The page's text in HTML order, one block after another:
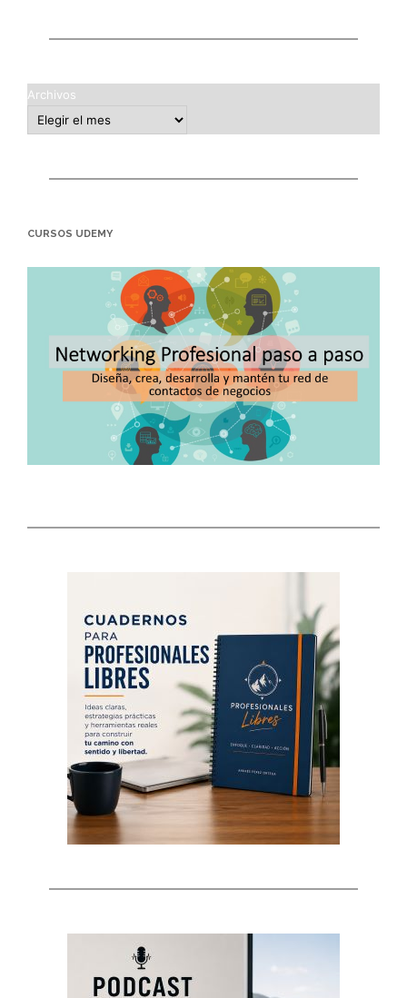
Archivos
CURSOS UDEMY